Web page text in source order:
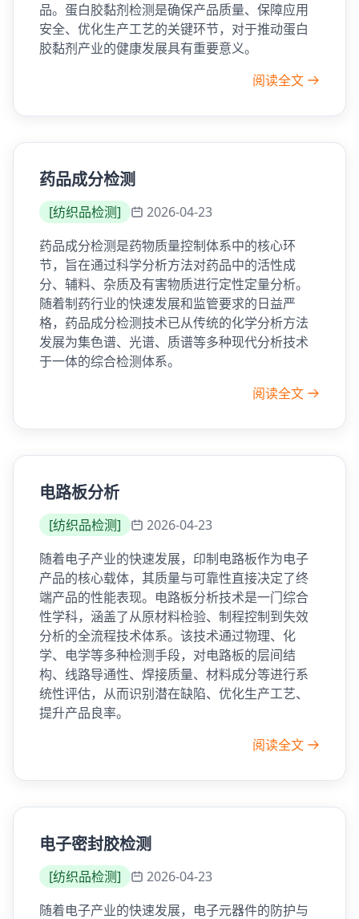
品。蛋白胶黏剂检测是确保产品质量、保障应用
安全、优化生产工艺的关键环节，对于推动蛋白
胶黏剂产业的健康发展具有重要意义。
阅读全文
药品成分检测
[纺织品检测]
2026-04-23
药品成分检测是药物质量控制体系中的核心环
节，旨在通过科学分析方法对药品中的活性成
分、辅料、杂质及有害物质进行定性定量分析。
随着制药行业的快速发展和监管要求的日益严
格，药品成分检测技术已从传统的化学分析方法
发展为集色谱、光谱、质谱等多种现代分析技术
于一体的综合检测体系。
阅读全文
电路板分析
[纺织品检测]
2026-04-23
随着电子产业的快速发展，印制电路板作为电子
产品的核心载体，其质量与可靠性直接决定了终
端产品的性能表现。电路板分析技术是一门综合
性学科，涵盖了从原材料检验、制程控制到失效
分析的全流程技术体系。该技术通过物理、化
学、电学等多种检测手段，对电路板的层间结
构、线路导通性、焊接质量、材料成分等进行系
统性评估，从而识别潜在缺陷、优化生产工艺、
提升产品良率。
阅读全文
电子密封胶检测
[纺织品检测]
2026-04-23
随着电子产业的快速发展，电子元器件的防护与